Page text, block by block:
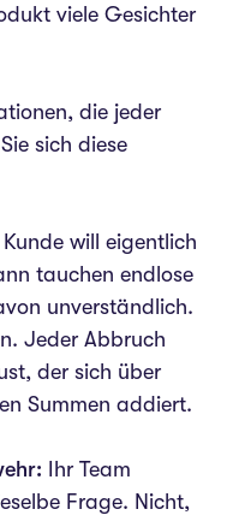
viele Gesichter
die jeder
sich diese
Kunde will eigentlich
tauchen endlose
unverständlich.
Jeder Abbruch
der sich über
Summen addiert.
Ihr Team
Frage. Nicht,